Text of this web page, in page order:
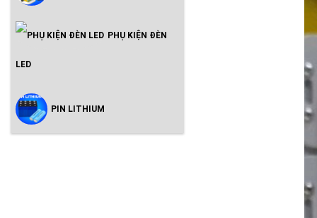
Inveter Hòa Lưới Có Lưu Trữ -
PHỤ KIỆN ĐÈN
LED
PIN LITHIUM